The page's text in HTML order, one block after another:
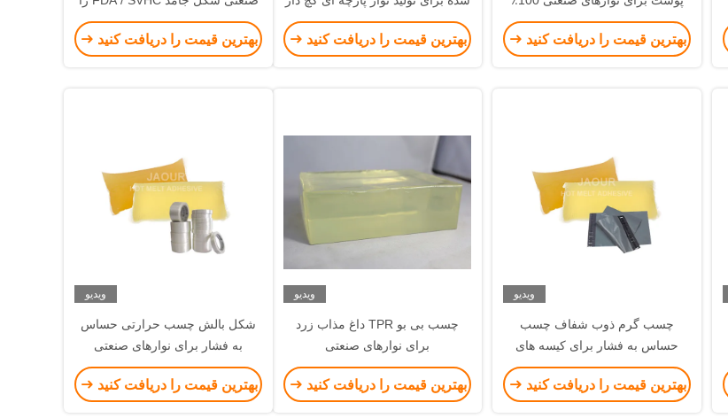
بلوک جامد رنگ سفید شیری
بهترین قیمت را دریافت کنید
پزشکی
بهترین قیمت را دریافت کنید
مسدود می کند
بهترین قیمت را دریافت کنید
ویدیو
چسب گرم ذوب شفاف چسب
حساس به فشار برای کیسه های
کوریور نوار های مهر و موم نوار های
مخرب
بهترین قیمت را دریافت کنید
ویدیو
چسب بی بو TPR داغ مذاب زرد
برای نوارهای صنعتی
بهترین قیمت را دریافت کنید
ویدیو
شکل بالش چسب حرارتی حساس
به فشار برای نوارهای صنعتی
بهترین قیمت را دریافت کنید